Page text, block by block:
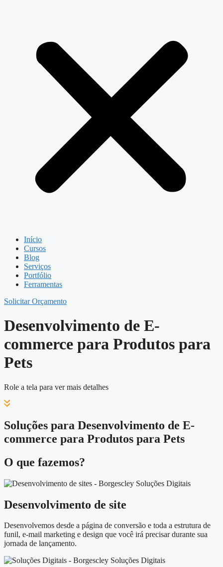
Início
Cursos
Blog
Serviços
Portfólio
Ferramentas
Solicitar Orçamento
Desenvolvimento de E-
commerce para Produtos para
Pets
Role a tela para ver mais detalhes
Soluções para Desenvolvimento de E-
commerce para Produtos para Pets
O que fazemos?
Desenvolvimento de site
Desenvolvemos desde a página de conversão e toda a estrutura de
funil, e-mail marketing e design que você irá precisar durante sua
jornada de lançamento.